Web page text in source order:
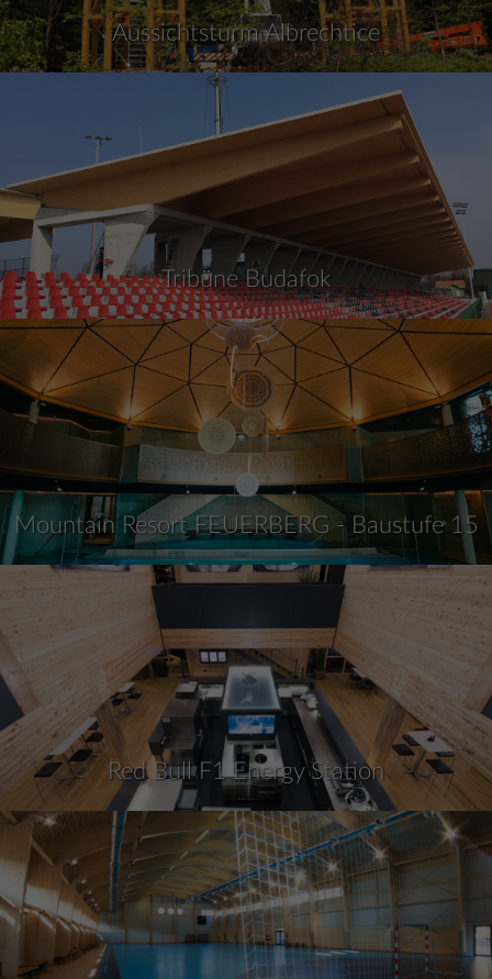
Aussichtsturm Albrechtice
Tribüne Budafok
Mountain Resort FEUERBERG - Baustufe 15
Red Bull F1 Energy Station